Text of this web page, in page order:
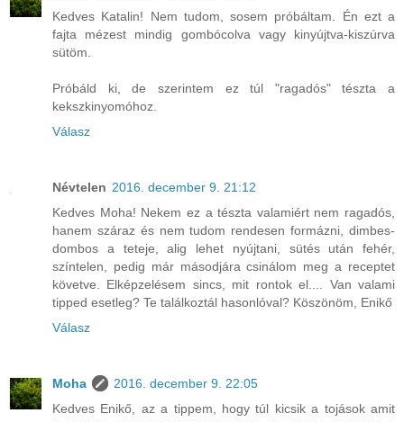
Kedves Katalin! Nem tudom, sosem próbáltam. Én ezt a
fajta mézest mindig gombócolva vagy kinyújtva-kiszúrva
sütöm.
Próbáld ki, de szerintem ez túl "ragadós" tészta a
kekszkinyomóhoz.
Válasz
Névtelen 2016. december 9. 21:12
Kedves Moha! Nekem ez a tészta valamiért nem ragadós,
hanem száraz és nem tudom rendesen formázni, dimbes-
dombos a teteje, alig lehet nyújtani, sütés után fehér,
színtelen, pedig már másodjára csinálom meg a receptet
követve. Elképzelésem sincs, mit rontok el.... Van valami
tipped esetleg? Te találkoztál hasonlóval? Köszönöm, Enikő
Válasz
Moha
2016. december 9. 22:05
Kedves Enikő, az a tippem, hogy túl kicsik a tojások amit